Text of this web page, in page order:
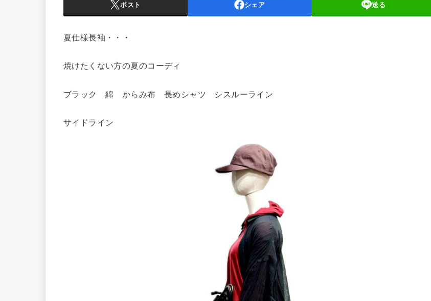
ポスト シェア 送る
夏仕様長袖・・・
焼けたくない方の夏のコーディ
ブラック 綿 からみ布 長めシャツ シスルーライン
サイドライン